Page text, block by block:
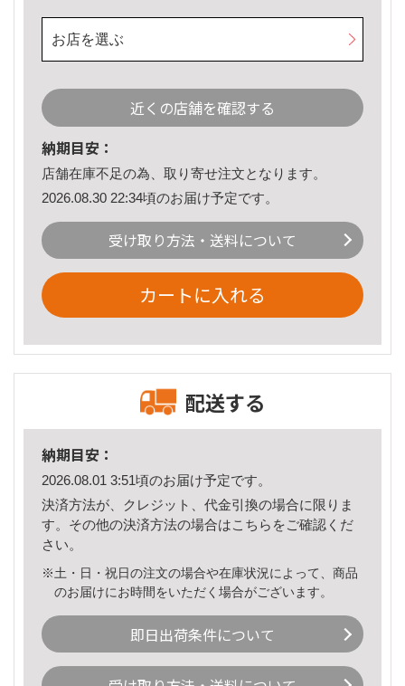
お店を選ぶ
近くの店舗を確認する
納期目安：
店舗在庫不足の為、取り寄せ注文となります。
2026.08.30 22:34頃のお届け予定です。
受け取り方法・送料について
カートに入れる
配送する
納期目安：
2026.08.01 3:51頃のお届け予定です。
決済方法が、クレジット、代金引換の場合に限りま
す。その他の決済方法の場合はこちら をご確認くだ
さい。
※土・日・祝日の注文の場合や在庫状況によって、商品
のお届けにお時間をいただく場合がございます。
即日出荷条件について